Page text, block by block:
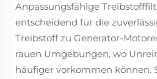
Anpassungsfähige
entscheidend für die
Treibstoff zu Generator-
rauen Umgebungen, wo
häufiger vorkommen können.